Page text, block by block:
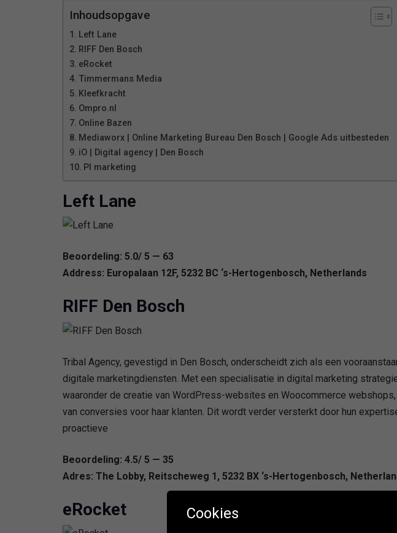
Inhoudsopgave
Left Lane
RIFF Den Bosch
eRocket
Timmermans Media
Kleefkracht
Ompro.nl
Online Bazen
Mediaworx | Online Marketing Bureau Den Bosch | Google Ads uitbesteden
iO | Digital agency | Den Bosch
PI marketing
Left Lane
Beoordeling: 5.0/ 5 — 63
Address: Europalaan 12F, 5232 BC ‘s-Hertogenbosch, Netherlands
RIFF Den Bosch
Tribal Agency, gevestigd in Den Bosch, onderscheidt zich als een
digitale marketingdiensten. Met een specialisatie in digital marketing
waaronder de creatie van WordPress-websites en Woocommerce
van conversies voor haar klanten. Dit wordt verder versterkt door hun
proactieve
Beoordeling: 4.5/ 5 — 35
Adres: The Lobby, Reitscheweg 1, 5232 BX ‘s-Hertogenbosch,
eRocket Cookies